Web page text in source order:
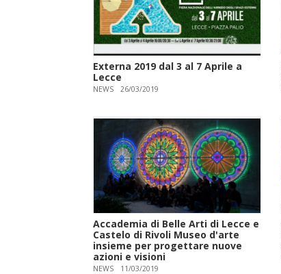
Externa 2019 dal 3 al 7 Aprile a
Lecce
NEWS 26/03/2019
Accademia di Belle Arti di Lecce e
Castelo di Rivoli Museo d'arte
insieme per progettare nuove
azioni e visioni
NEWS 11/03/2019